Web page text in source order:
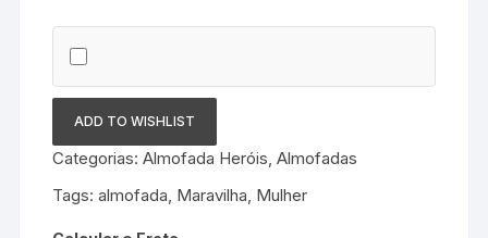
ADD TO WISHLIST
Categorias:Almofada Heróis,Almofadas
Tags:almofada, Maravilha, Mulher